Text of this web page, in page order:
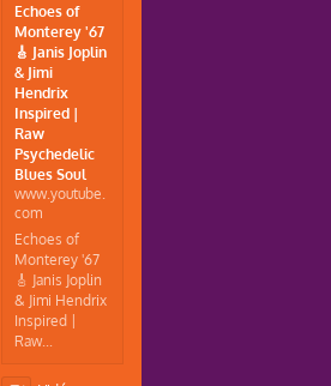
Echoes of
Monterey '67
🎸 Janis Joplin
& Jimi
Hendrix
Inspired |
Raw
Psychedelic
Blues Soul
www.youtube.
com
Echoes of
Monterey '67
🎸 Janis Joplin
& Jimi Hendrix
Inspired |
Raw...